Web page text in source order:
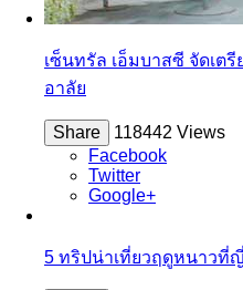
เซ็นทรัล เอ็มบาสซี จัดเต
อาลัย
Share
118442 Views
Facebook
Twitter
Google+
5 ทริปน่าเที่ยวฤดูหนาวที่